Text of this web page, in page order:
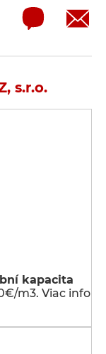
s.r.o.
kapacita
m3. Viac info